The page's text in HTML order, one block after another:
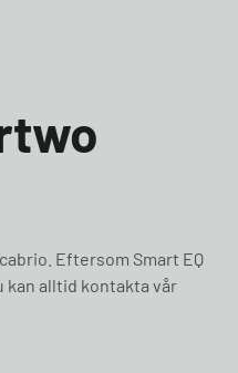
Eftersom Smart EQ
kan alltid kontakta vår